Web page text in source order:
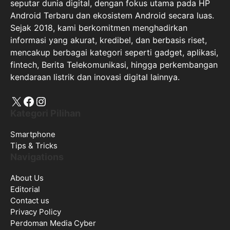
seputar dunia digital, dengan fokus utama pada HP
Android Terbaru dan ekosistem Android secara luas.
Sejak 2018, kami berkomitmen menghadirkan
informasi yang akurat, kredibel, dan berbasis riset,
mencakup berbagai kategori seperti gadget, aplikasi,
fintech, Berita Telekomunikasi, hingga perkembangan
kendaraan listrik dan inovasi digital lainnya.
X Facebook
Instagram
Smartphone
Tips & Tricks
About Us
Editorial
Contact us
Privacy Policy
Perdoman Media Cyber